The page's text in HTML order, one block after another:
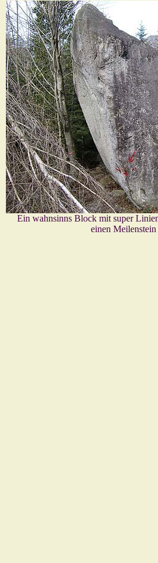
Ein wahnsinns Block mit super
einen Meilenstein